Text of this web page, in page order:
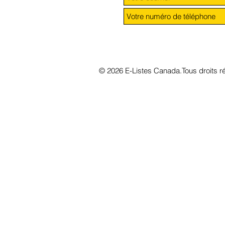
© 2026 E-Listes Canada.Tous droits